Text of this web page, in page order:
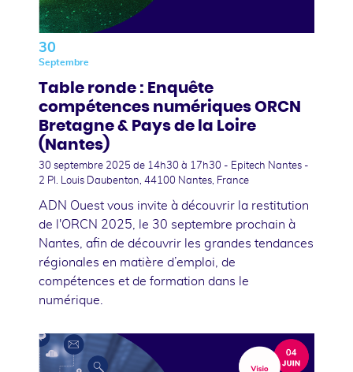
30
Septembre
Table ronde : Enquête
compétences numériques ORCN
Bretagne & Pays de la Loire
(Nantes)
30 septembre 2025 de 14h30 à 17h30 - Epitech Nantes -
2 Pl. Louis Daubenton, 44100 Nantes, France
ADN Ouest vous invite à découvrir la restitution
de l'ORCN 2025, le 30 septembre prochain à
Nantes, afin de découvrir les grandes tendances
régionales en matière d’emploi, de
compétences et de formation dans le
numérique.